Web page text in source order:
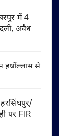
में 4
अवैध
हर्षोल्लास से
पर FIR